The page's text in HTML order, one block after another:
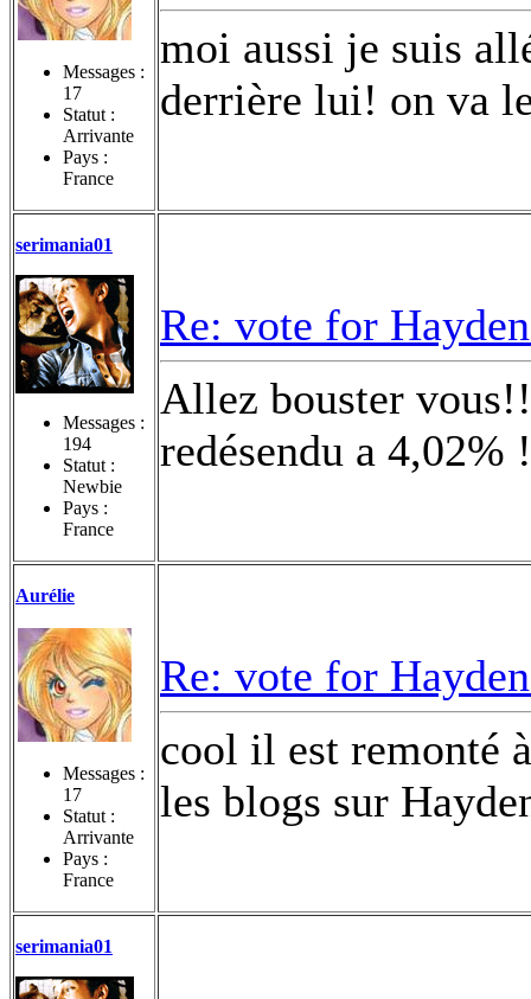
Messages :
17
Statut :
Arrivante
Pays :
France
moi aussi je suis
derrière lui! on va
serimania01
Messages :
194
Statut :
Newbie
Pays :
France
Re: vote for
Allez bouster
redésendu a
Aurélie
Messages :
17
Statut :
Arrivante
Pays :
France
Re: vote for
cool il est remonté
les blogs sur
serimania01